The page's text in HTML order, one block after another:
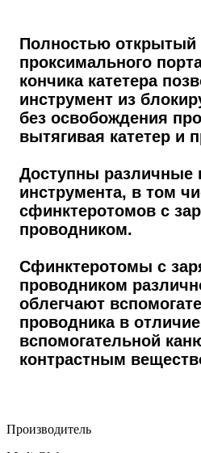
Полностью открытый
проксимального
кончика катетера
инструмент из
без освобождения
вытягивая катетер и
Доступны различные
инструмента, в том
сфинктеротомов с
проводником.
Cфинктеротомы с
проводником
облегчают
проводника в
вспомогательной
контрастным
Производитель